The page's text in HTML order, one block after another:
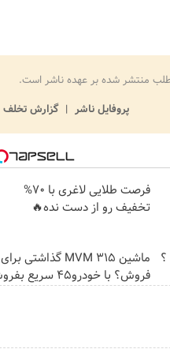
منتشر شده بر عهده ناشر است.
پروفایل ناشر
گزارش تخلف
فرصت طلایی لاغری با 70%
تخفیف رو از دست نده🔥
ماشین MVM 315 گذاشتی برای
فروش؟ با خودرو45 سریع بفروش